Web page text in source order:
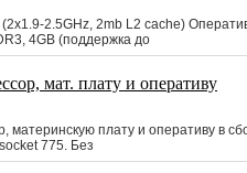
2.5GHz, 2mb L2 cache)
4GB (поддержка до
мат. плату и оперативу
материнскую плату и оперативу в
775. Без